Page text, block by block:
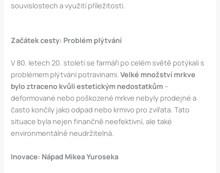
souvislostech a využití příležitosti.
Začátek cesty: Problém plýtvání
V 80. letech 20. století se farmáři po celém světě potýkali s
problémem plýtvání potravinami.Velké množství mrkve
bylo ztraceno kvůli estetickým nedostatkům –
deformované nebo poškozené mrkve nebyly prodejné a
často končily jako odpad nebo krmivo pro zvířata. Tato
situace byla nejen finančně neefektivní, ale také
environmentálně neudržitelná.
Inovace: Nápad Mikea Yuroseka